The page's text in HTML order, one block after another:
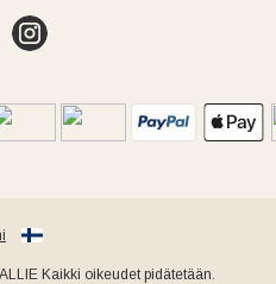
Kaikki oikeudet pidätetään.